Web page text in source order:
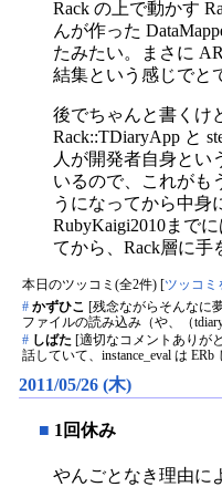
Rack の上で動かす
んが作った
たみたい。まさに
結集という感じでと
後でちゃんと書くけ
Rack::TDiaryApp と
人が開発者自身とい
いるので、これがも
うになってから中身
RubyKaigi2010まで
てから、Rack層に手
本日のツッコミ(全2件) [ツッコミ
# かずひこ [残念ながらそんなに
ファイルの読み込み（や、（
# しばた
[適切なコメントありが
話していて、instance_eval は ERb
2011/05/26 (木)
■ 1回休み
やんごとなき理由に